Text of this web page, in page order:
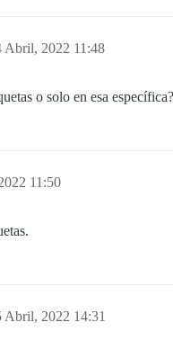
Abril, 2022 11:48
o solo en esa específica?
11:50
Abril, 2022 14:31